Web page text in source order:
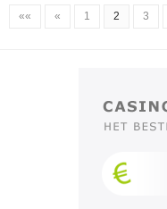
«« « 1 2 3